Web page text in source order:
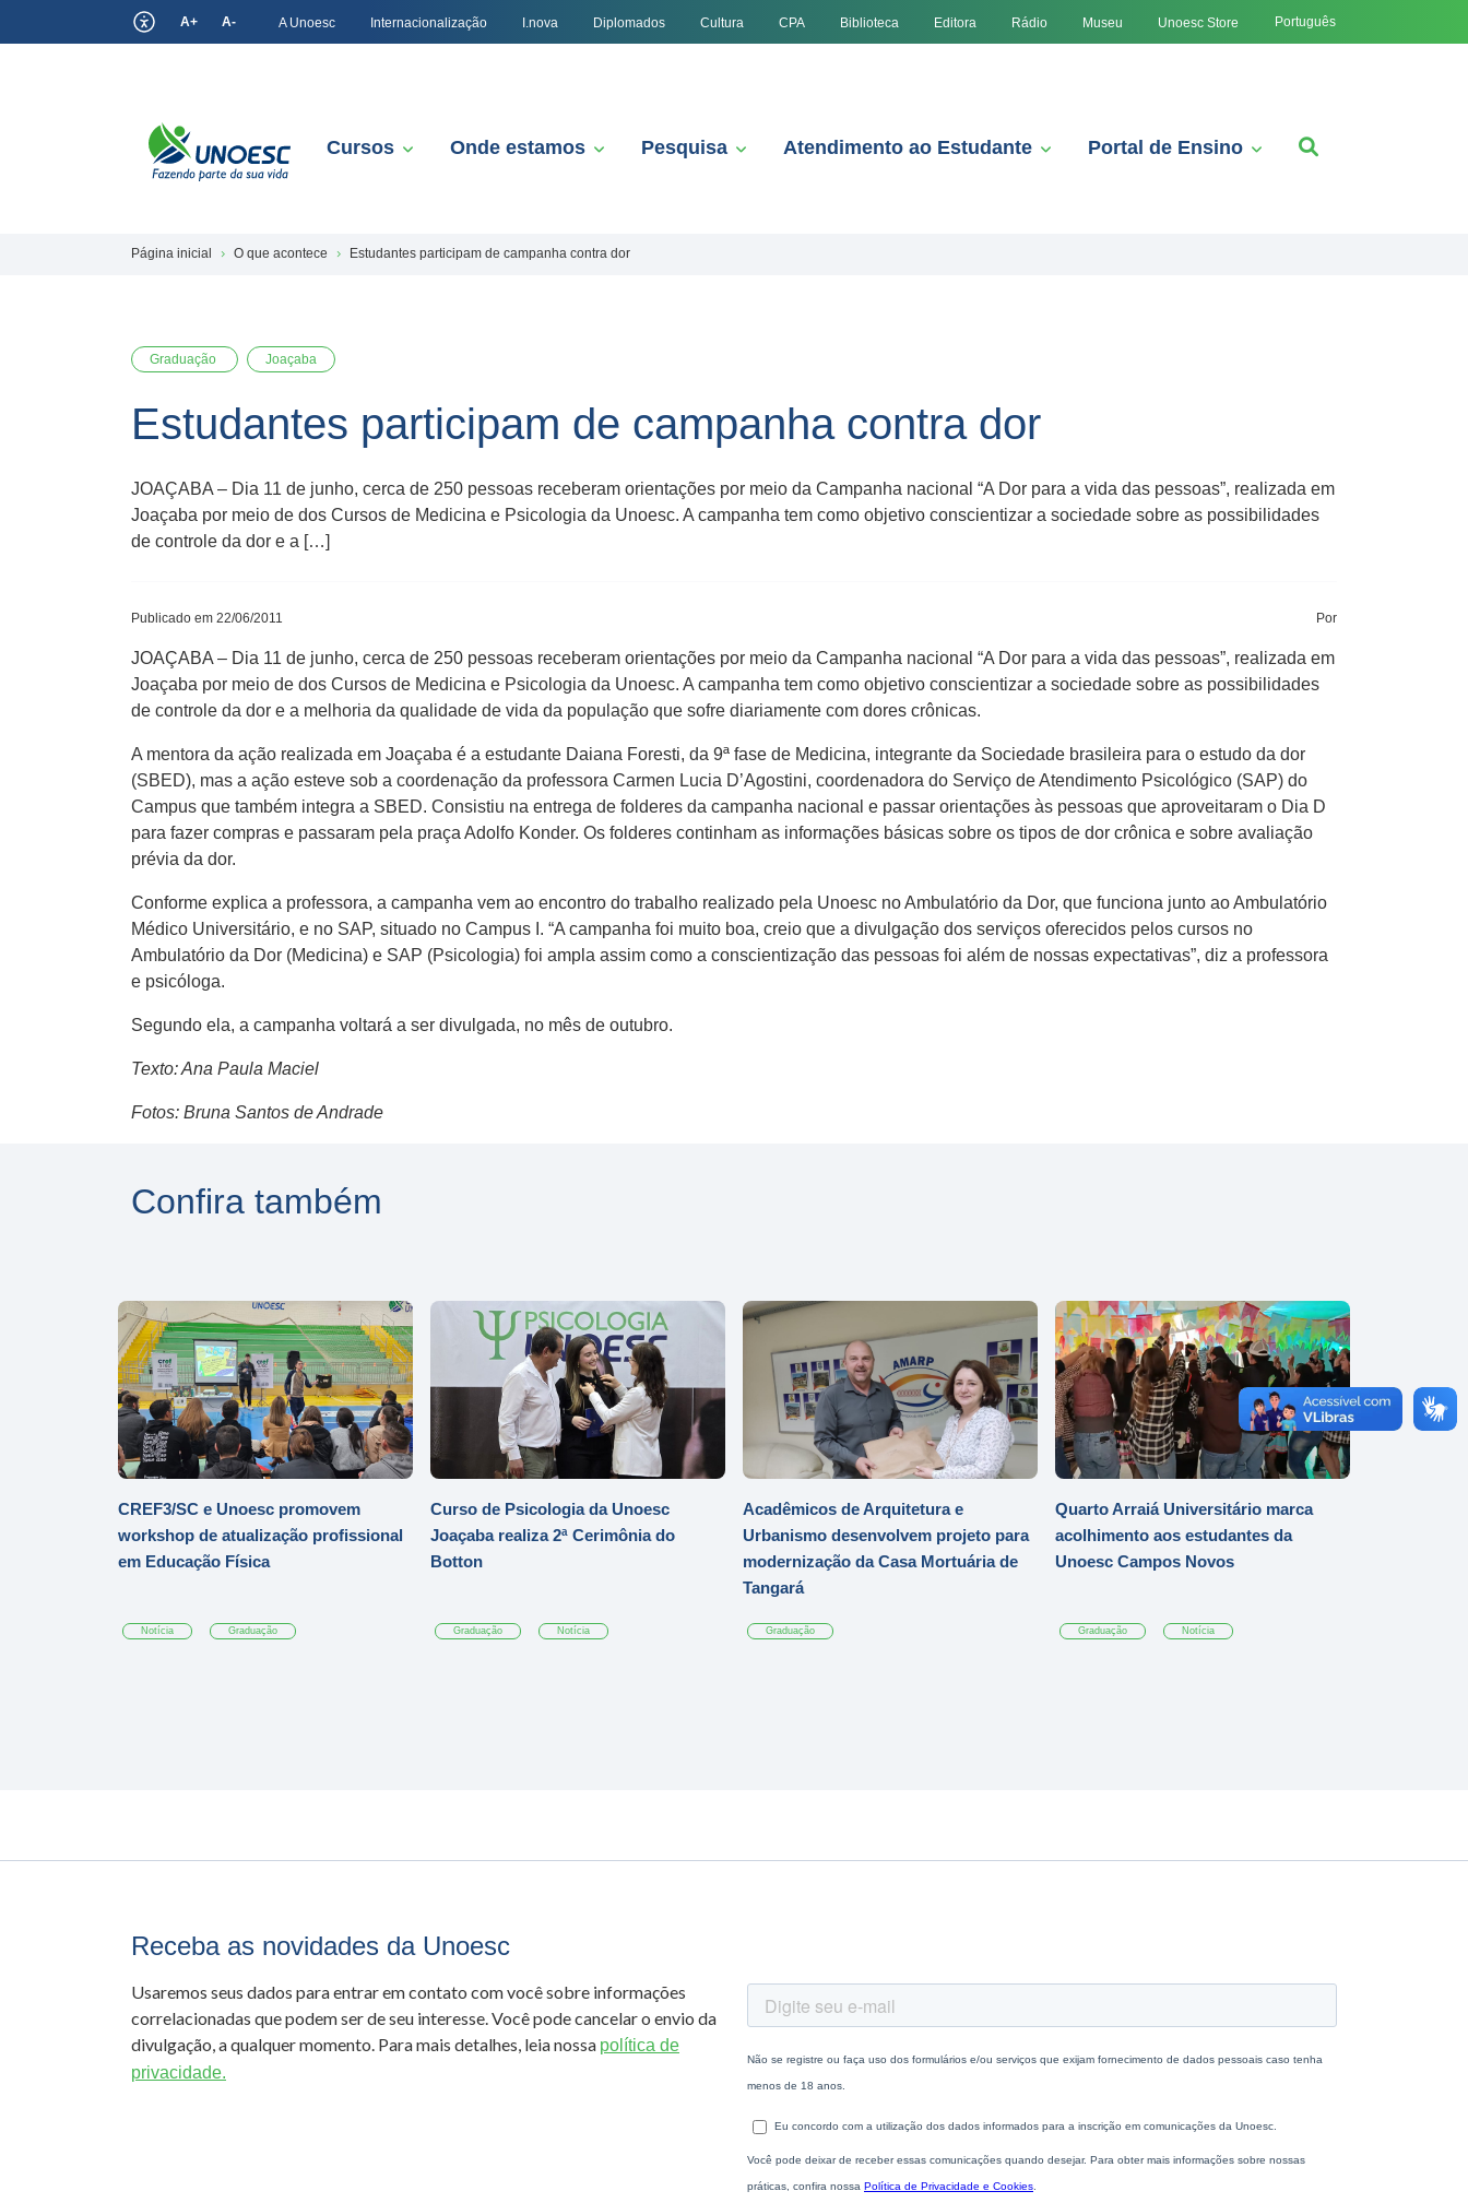
A+ A- A Unoesc Internacionalização I.nova Diplomados Cultura CPA Biblioteca Editora Rádio Museu Unoesc Store Português
Cursos Onde estamos Pesquisa Atendimento ao Estudante Portal de Ensino
Página inicial O que acontece Estudantes participam de campanha contra dor
Graduação Joaçaba
Estudantes participam de campanha contra dor
JOAÇABA – Dia 11 de junho, cerca de 250 pessoas receberam orientações por meio da Campanha nacional “A Dor para a vida das pessoas”, realizada em
Joaçaba por meio de dos Cursos de Medicina e Psicologia da Unoesc. A campanha tem como objetivo conscientizar a sociedade sobre as possibilidades
de controle da dor e a […]
Publicado em 22/06/2011 Por
JOAÇABA – Dia 11 de junho, cerca de 250 pessoas receberam orientações por meio da Campanha nacional “A Dor para a vida das pessoas”, realizada em
Joaçaba por meio de dos Cursos de Medicina e Psicologia da Unoesc. A campanha tem como objetivo conscientizar a sociedade sobre as possibilidades
de controle da dor e a melhoria da qualidade de vida da população que sofre diariamente com dores crônicas.
A mentora da ação realizada em Joaçaba é a estudante Daiana Foresti, da 9ª fase de Medicina, integrante da Sociedade brasileira para o estudo da dor
(SBED), mas a ação esteve sob a coordenação da professora Carmen Lucia D’Agostini, coordenadora do Serviço de Atendimento Psicológico (SAP) do
Campus que também integra a SBED. Consistiu na entrega de folderes da campanha nacional e passar orientações às pessoas que aproveitaram o Dia D
para fazer compras e passaram pela praça Adolfo Konder. Os folderes continham as informações básicas sobre os tipos de dor crônica e sobre avaliação
prévia da dor.
Conforme explica a professora, a campanha vem ao encontro do trabalho realizado pela Unoesc no Ambulatório da Dor, que funciona junto ao Ambulatório
Médico Universitário, e no SAP, situado no Campus I. “A campanha foi muito boa, creio que a divulgação dos serviços oferecidos pelos cursos no
Ambulatório da Dor (Medicina) e SAP (Psicologia) foi ampla assim como a conscientização das pessoas foi além de nossas expectativas”, diz a professora
e psicóloga.
Segundo ela, a campanha voltará a ser divulgada, no mês de outubro.
Texto: Ana Paula Maciel
Fotos: Bruna Santos de Andrade
Confira também
CREF3/SC e Unoesc promovem
workshop de atualização profissional
em Educação Física
Notícia Graduação
Curso de Psicologia da Unoesc
Joaçaba realiza 2ª Cerimônia do
Botton
Graduação Notícia
Acadêmicos de Arquitetura e
Urbanismo desenvolvem projeto para
modernização da Casa Mortuária de
Tangará
Graduação
Quarto Arraiá Universitário marca
acolhimento aos estudantes da
Unoesc Campos Novos
Graduação Notícia
Receba as novidades da Unoesc
Usaremos seus dados para entrar em contato com você sobre informações
correlacionadas que podem ser de seu interesse. Você pode cancelar o envio da
divulgação, a qualquer momento. Para mais detalhes, leia nossa política de
privacidade.